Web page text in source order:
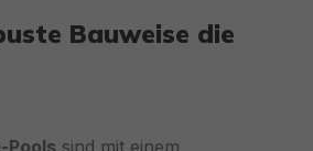
Bauweise die
Pools sind mit einem